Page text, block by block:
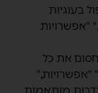
בעוגיות
"אפשרויות
לחסום את כל
"אפשרויות,"